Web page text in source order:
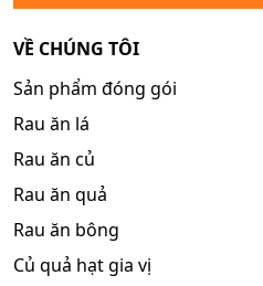
VỀ CHÚNG TÔI
Sản phẩm đóng gói
Rau ăn lá
Rau ăn củ
Rau ăn quả
Rau ăn bông
Củ quả hạt gia vị